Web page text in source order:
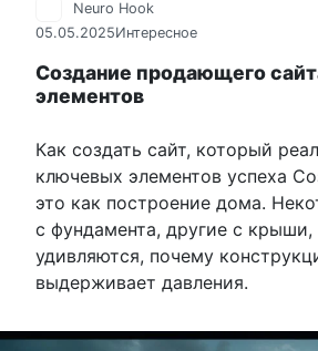
Neuro Hook
05.05.2025Интересное
Создание продающего
элементов
Как создать сайт, который
ключевых элементов успеха
это как построение дома.
с фундамента, другие с крыши,
удивляются, почему
выдерживает давления.